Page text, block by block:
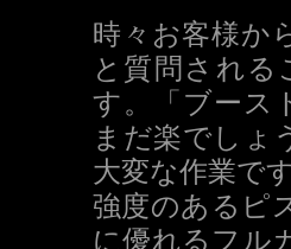
時々お客様か
と質問され
す。「ブース
まだ楽でしょ
大変な作業で
強度のあるピ
に優れるフル